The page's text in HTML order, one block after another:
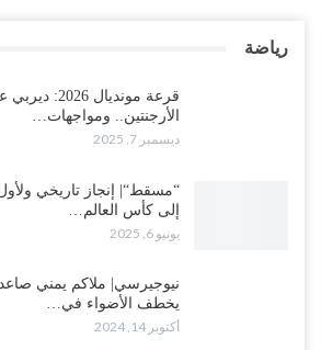
رياضة
قرعة
الأرجنتين.. ومواجهات…
ديسمبر 7, 2025
“مسقط“| إنجاز تاريخي
إلى كأس العالم…
يونيو 6, 2025
نيوجيرسي| ملاكم يمني
يخطف الأضواء في…
أكتوبر 14, 2024